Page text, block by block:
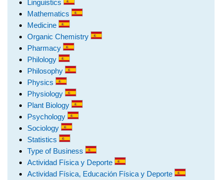
Linguistics
Mathematics
Medicine
Organic Chemistry
Pharmacy
Philology
Philosophy
Physics
Physiology
Plant Biology
Psychology
Sociology
Statistics
Type of Business
Actividad Física y Deporte
Actividad Física, Educación Física y Deporte